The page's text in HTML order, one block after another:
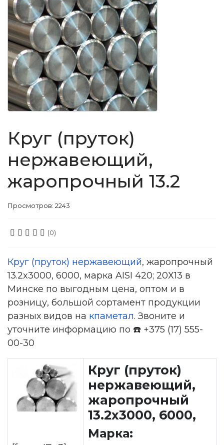
Круг (пруток)
нержавеющий,
жаропрочный 13.2
Просмотров: 2243
(0)
Круг (пруток) нержавеющий, жаропрочный
13.2x3000, 6000, марка AISI 420; 20Х13 в
Минске по выгодным цена, оптом и в
розницу, большой сортамент продукции
разных видов на кпаметал. Звоните и
уточните информацию по ☎️ +375 (17) 555-
00-30
Круг (пруток)
нержавеющий,
жаропрочный
13.2x3000, 6000,
Марка: